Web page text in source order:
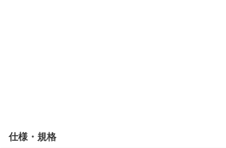
仕様・規格